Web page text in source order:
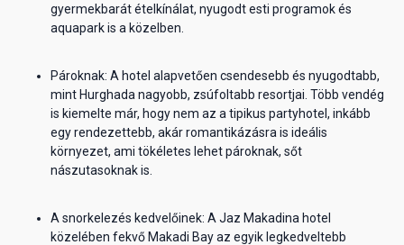
gyermekbarát ételkínálat, nyugodt esti programok és
aquapark is a közelben.
Pároknak: A hotel alapvetően csendesebb és nyugodtabb,
mint Hurghada nagyobb, zsúfoltabb resortjai. Több vendég
is kiemelte már, hogy nem az a tipikus partyhotel, inkább
egy rendezettebb, akár romantikázásra is ideális
környezet, ami tökéletes lehet pároknak, sőt
nászutasoknak is.
A snorkelezés kedvelőinek: A Jaz Makadina hotel
közelében fekvő Makadi Bay az egyik legkedveltebb